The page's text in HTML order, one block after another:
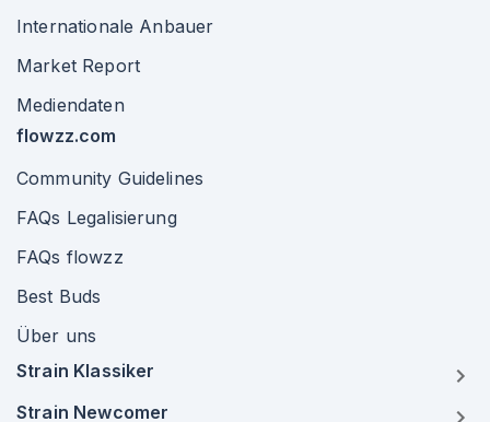
Internationale Anbauer
Market Report
Mediendaten
flowzz.com
Community Guidelines
FAQs Legalisierung
FAQs flowzz
Best Buds
Über uns
Strain Klassiker
Strain Newcomer